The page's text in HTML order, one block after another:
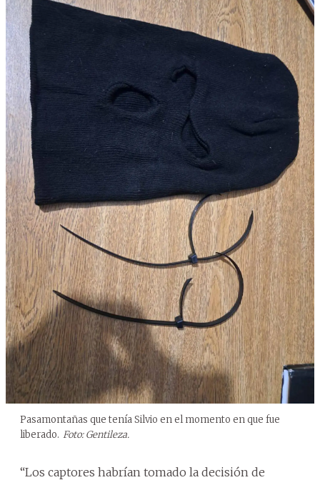
Pasamontañas que tenía Silvio en el momento en que fue
liberado. Foto: Gentileza.
“Los captores habrían tomado la decisión de